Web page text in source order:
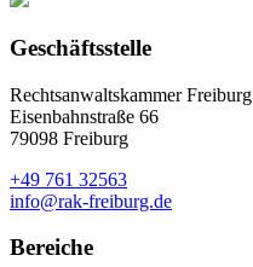
Geschäftsstelle
Rechtsanwaltskammer Freiburg
Eisenbahnstraße 66
79098 Freiburg
+49 761 32563
info@rak-freiburg.de
Bereiche